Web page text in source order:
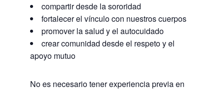
compartir desde la sororidad
fortalecer el vínculo con nuestros cuerpos
promover la salud y el autocuidado
crear comunidad desde el respeto y el
apoyo mutuo
No es necesario tener experiencia previa en